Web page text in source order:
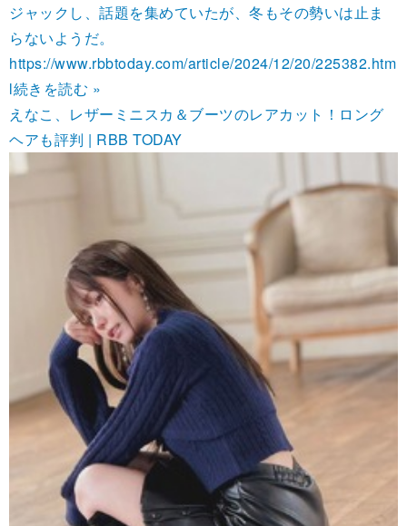
ジャックし、話題を集めていたが、冬もその勢いは止ま
らないようだ。
https://www.rbbtoday.com/article/2024/12/20/225382.htm
l続きを読む »
えなこ、レザーミニスカ＆ブーツのレアカット！ロング
ヘアも評判 | RBB TODAY